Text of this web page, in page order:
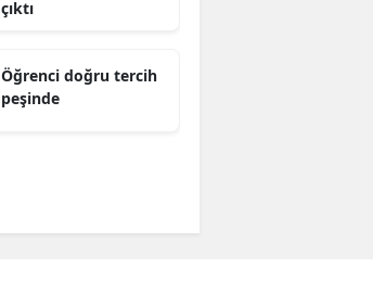
çıktı
Öğrenci doğru tercih
peşinde